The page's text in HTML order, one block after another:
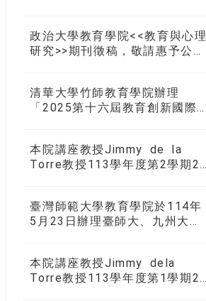
政治大學教育學院<<教育與心理
研究>>期刊徵稿，敬請惠予公告
清華大學竹師教育學院辦理
「2025第十六屆教育創新國際
踐與反思」徵稿
本院講座教授Jimmy de la
Torre教授113學年度第2學期2
臺灣師範大學教育學院於114年
5月23日辦理臺師大、九州大
加！
本院講座教授Jimmy dela
Torre教授113學年度第1學期2